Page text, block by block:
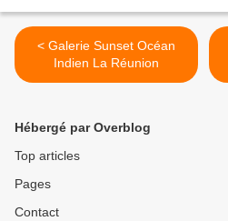
< Galerie Sunset Océan
Indien La Réunion
Hébergé par Overblog
Top articles
Pages
Contact